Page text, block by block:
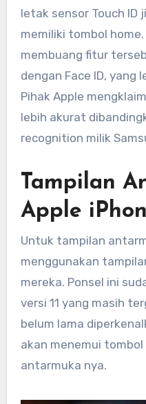
letak sensor Touch ID
memiliki tombol
membuang fitur
dengan Face ID, yang
Pihak Apple
lebih akurat
recognition milik
Tampilan
Apple
Untuk tampilan
menggunakan
mereka. Ponsel ini
versi 11 yang masih
belum lama
akan menemui
antarmuka nya.